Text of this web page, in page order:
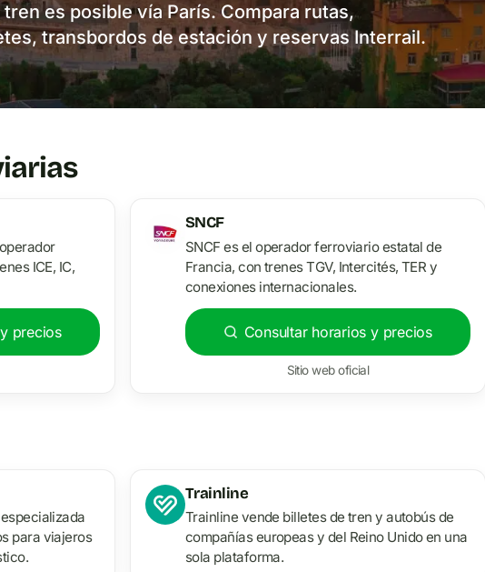
es posible vía París. Compara rutas,
transbordos de estación y reservas Interrail.
ICE, IC,
precios
SNCF
SNCF es el operador ferroviario estatal de
Francia, con trenes TGV, Intercités, TER y
conexiones internacionales.
Consultar horarios y precios
Sitio web oficial
para viajeros
Trainline
Trainline vende billetes de tren y autobús de
compañías europeas y del Reino Unido en una
sola plataforma.